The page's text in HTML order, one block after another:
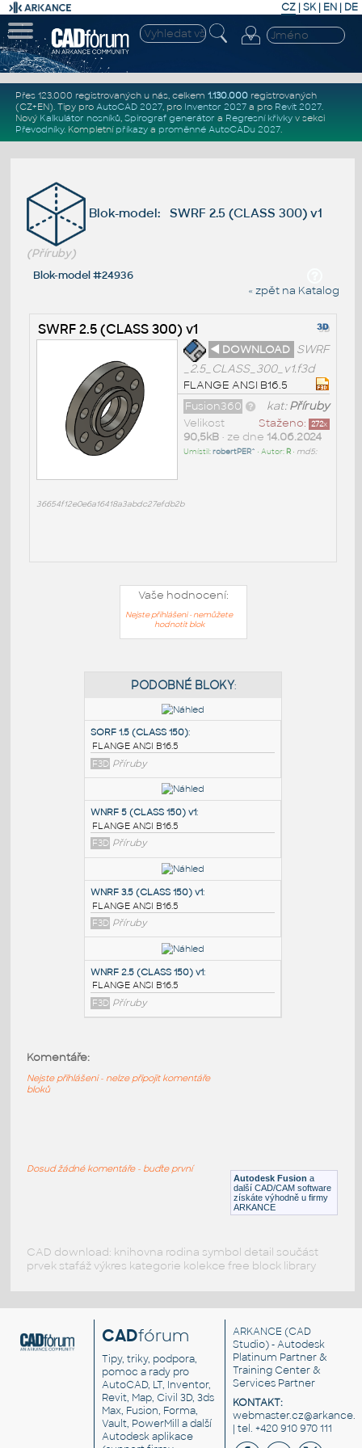
CZ | SK| EN | DE
Přes 123.000 registrovaných u nás, celkem 1.130.000registrovaných
(CZ+EN). Tipy pro AutoCAD 2027, pro Inventor 2027a pro Revit 2027.
Nový Kalkulátor nosníků, Spirograf generátor a Regresní křivkyv sekci
Převodníky. Kompletní příkazya proměnné AutoCADu 2027.
Blok-model: SWRF 2.5 (CLASS 300) v1
(Příruby)
Blok-model #24936
« zpět na Katalog
SWRF 2.5 (CLASS 300) v1
◄ DOWNLOAD SWRF
_2.5_CLASS_300_v1.f3d
FLANGE ANSI B16.5
kat:Příruby
Fusion360
Staženo: 272x
Velikost
90,5kB• ze dne 14.06.2024
Umístil:robertPER^ • Autor: R• md5:
36654f12e0e6a16418a3abdc27efdb2b
Vaše hodnocení:
Nejste přihlášeni - nemůžete
hodnotit blok
PODOBNÉ BLOKY
SORF 1.5 (CLASS 150):
FLANGE ANSI B16.5
F3D Příruby
WNRF 5 (CLASS 150) v1
FLANGE ANSI B16.5
F3D Příruby
Příruby
Autodesk Fusion a
další CAD/CAM software
získáte výhodně u firmy
ARKANCE
Komentáře:
Nejste přihlášeni - nelze připojit komentáře
bloků
Dosud žádné komentáře - buďte první
CAD download: knihovna rodina symbol detail součást
prvek stafáž výkres kategorie kolekce free block library
CADfórum
Tipy, triky, podpora,
pomoc a rady pro
AutoCAD, LT, Inventor,
Revit, Map, Civil 3D, 3ds
Max, Fusion, Forma,
Vault, PowerMill a další
Autodesk aplikace
ARKANCE (CAD
Studio) - Autodesk
Platinum Partner &
Training Center &
Services Partner
KONTAKT:
| tel. +420 910 970 111